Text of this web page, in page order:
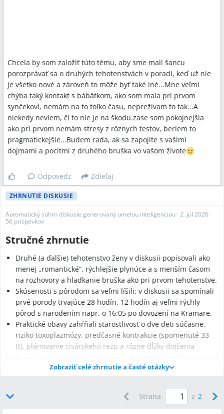
Chcela by som založiť túto tému, aby sme mali šancu
porozprávať sa o druhých tehotenstvách v poradí, keď už nie
je všetko nové a zároveň to môže byť také iné...Mne veľmi
chýba taký kontakt s bábätkom, ako som mala pri prvom
synčekovi, nemám na to toľko času, neprežívam to tak...A
niekedy neviem, či to nie je na škodu.zase som pokojnejšia
ako pri prvom nemám stresy z rôznych testov, beriem to
pragmatickejšie...Budem rada, ak sa zapojíte s vašimi
dojmami a pocitmi z druhého bruška vo vašom živote
Odpovedz Zdieľaj
ZHRNUTIE DISKUSIE
Automatický súhrn diskusie generovaný umelou inteligenciou · 2. júl 2026 ·
56 príspevkov
Stručné zhrnutie
Druhé (a ďalšie) tehotenstvo ženy v diskusii popisovali ako
menej „romantické“, rýchlejšie plynúce a s menším časom
na rozhovory a hladkanie bruška ako pri prvom tehotenstve.
Skúsenosti s pôrodom sa veľmi líšili: v diskusii sa spomínali
prvé porody trvajúce 28 hodín, 12 hodín aj veľmi rýchly
pôrod s narodením napr. o 16:05 po dovození na Kramare.
Praktické obavy zahŕňali starostlivosť o dve deti súčasne,
riziko toxoplazmózy, predčasné kontrakcie (spomenuté 33
tt), plánovanie cisárskeho rezu a rôzne dĺžky dojčenia
mesiacov).
Q:Ako sa druhé tehotenstvo zvyčajne líši od prvého?
V diskusii ženy uvádzali, že druhé tehotenstvo často
Zobraziť celé zhrnutie a časté otázky
Strana z 2